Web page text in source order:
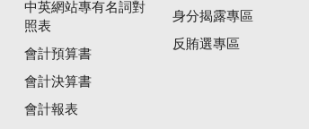
中英網站專有名詞對
照表
會計預算書
會計決算書
會計報表
身分揭露專區
反賄選專區